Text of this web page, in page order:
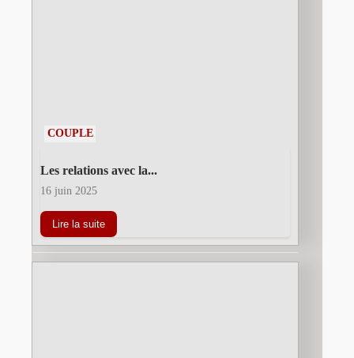
COUPLE
Les relations avec la...
16 juin 2025
Lire la suite